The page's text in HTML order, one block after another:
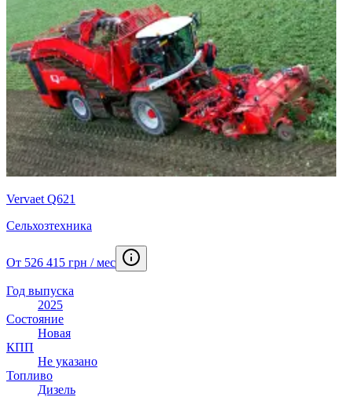
Vervaet Q621
Сельхозтехника
От 526 415 грн / мес
Год выпуска
2025
Состояние
Новая
КПП
Не указано
Топливо
Дизель